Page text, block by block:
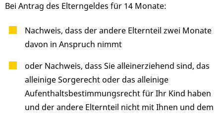
Bei Antrag des Elterngeldes für 14 Monate:
Nachweis, dass der andere Elternteil zwei Monate
davon in Anspruch nimmt
oder Nachweis, dass Sie alleinerziehend sind, das
alleinige Sorgerecht oder das alleinige
Aufenthaltsbestimmungsrecht für Ihr Kind haben
und der andere Elternteil nicht mit Ihnen und dem